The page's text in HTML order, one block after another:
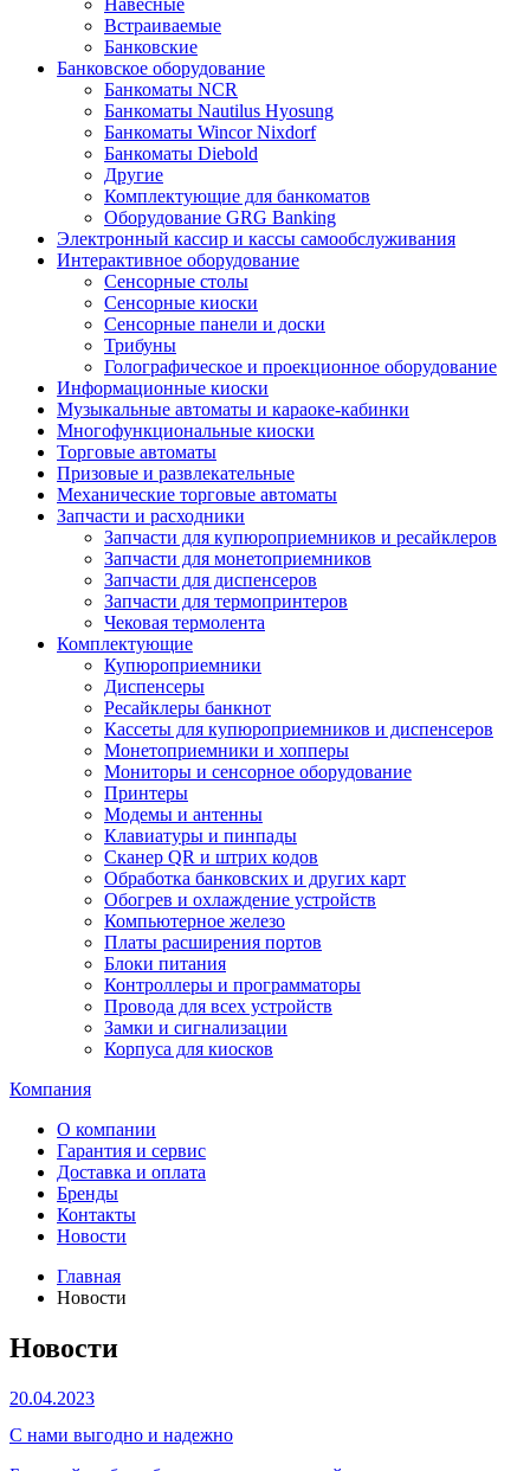
Навесные
Встраиваемые
Банковские
Банковское оборудование
Банкоматы NCR
Банкоматы Nautilus Hyosung
Банкоматы Wincor Nixdorf
Банкоматы Diebold
Другие
Комплектующие для банкоматов
Оборудование GRG Banking
Электронный кассир и кассы самообслуживания
Интерактивное оборудование
Сенсорные столы
Сенсорные киоски
Сенсорные панели и доски
Трибуны
Голографическое и проекционное оборудование
Информационные киоски
Музыкальные автоматы и караоке-кабинки
Многофункциональные киоски
Торговые автоматы
Призовые и развлекательные
Механические торговые автоматы
Запчасти и расходники
Запчасти для купюроприемников и ресайклеров
Запчасти для монетоприемников
Запчасти для диспенсеров
Запчасти для термопринтеров
Чековая термолента
Комплектующие
Купюроприемники
Диспенсеры
Ресайклеры банкнот
Кассеты для купюроприемников и диспенсеров
Монетоприемники и хопперы
Мониторы и сенсорное оборудование
Принтеры
Модемы и антенны
Клавиатуры и пинпады
Сканер QR и штрих кодов
Обработка банковских и других карт
Обогрев и охлаждение устройств
Компьютерное железо
Платы расширения портов
Блоки питания
Контроллеры и программаторы
Провода для всех устройств
Замки и сигнализации
Корпуса для киосков
Компания
О компании
Гарантия и сервис
Доставка и оплата
Бренды
Контакты
Новости
Главная
Новости
Новости
20.04.2023
С нами выгодно и надежно